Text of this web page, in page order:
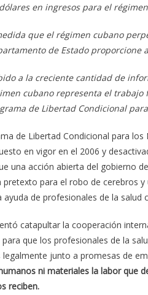
en ingresos para el
que el régimen cubano
de Estado proporcione
a la creciente cantidad de
cubano representa el trabajo
de Libertad Condicional
de Libertad Condicional para
en vigor en el 2006 y
una acción abierta del gobierno
pretexto para el robo de cerebros
ayuda de profesionales de la salud
catapultar la cooperación
que los profesionales de la
junto a promesas de
ni materiales la labor que
reciben.